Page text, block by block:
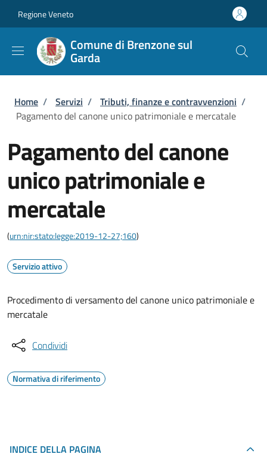
Regione Veneto
Comune di Brenzone sul
Garda
Briciole di pane
Home / Servizi / Tributi, finanze e contravvenzioni /
Pagamento del canone unico patrimoniale e mercatale
Pagamento del canone
unico patrimoniale e
mercatale
(urn:nir:stato:legge:2019-12-27;160)
Servizio attivo
Procedimento di versamento del canone unico patrimoniale e
mercatale
Condividi
Normativa di riferimento
INDICE DELLA PAGINA